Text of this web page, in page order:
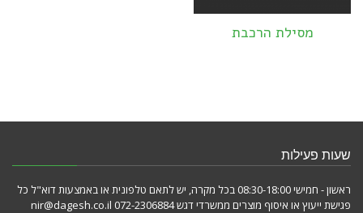
מסילת הרכבת
שעות פעילות
ראשון - חמישי 08:30-18:00 בכל מקרה, יש לתאם טלפונית או באמצעות דוא"ל כל
פגישת ייעוץ או איסוף מוצרים ממשרדי דגש 072-2306884 nir@dagesh.co.il